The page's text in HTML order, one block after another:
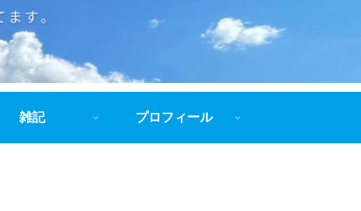
雑記 プロフィール